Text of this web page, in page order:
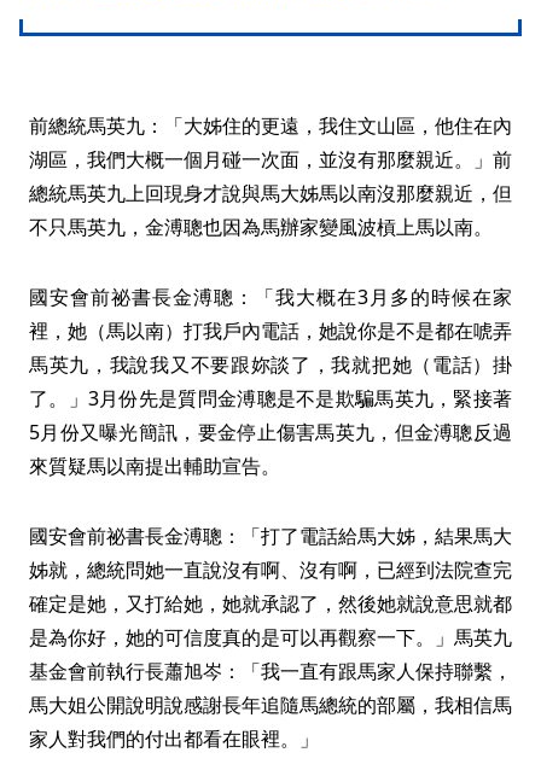
前總統馬英九：「大姊住的更遠，我住文山區，他住在內
湖區，我們大概一個月碰一次面，並沒有那麼親近。」前
總統馬英九上回現身才說與馬大姊馬以南沒那麼親近，但
不只馬英九，金溥聰也因為馬辦家變風波槓上馬以南。
國安會前祕書長金溥聰：「我大概在3月多的時候在家
裡，她（馬以南）打我戶內電話，她說你是不是都在唬弄
馬英九，我說我又不要跟妳談了，我就把她（電話）掛
了。」3月份先是質問金溥聰是不是欺騙馬英九，緊接著
5月份又曝光簡訊，要金停止傷害馬英九，但金溥聰反過
來質疑馬以南提出輔助宣告。
國安會前祕書長金溥聰：「打了電話給馬大姊，結果馬大
姊就，總統問她一直說沒有啊、沒有啊，已經到法院查完
確定是她，又打給她，她就承認了，然後她就說意思就都
是為你好，她的可信度真的是可以再觀察一下。」馬英九
基金會前執行長蕭旭岑：「我一直有跟馬家人保持聯繫，
馬大姐公開說明說感謝長年追隨馬總統的部屬，我相信馬
家人對我們的付出都看在眼裡。」